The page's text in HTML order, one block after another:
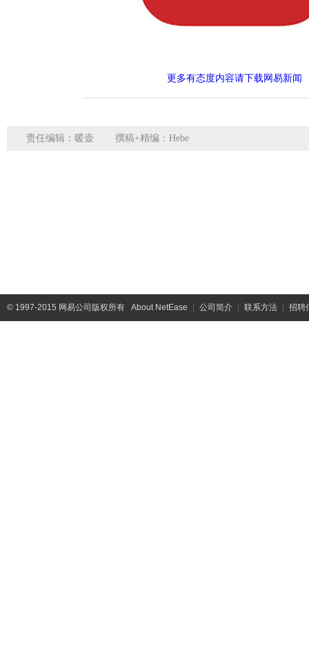
更多有态度内容请下载网易新闻
责任编辑：暖壶 撰稿+精编：Hebe
© 1997-2015 网易公司版权所有 About NetEase 公司简介 联系方法 招聘